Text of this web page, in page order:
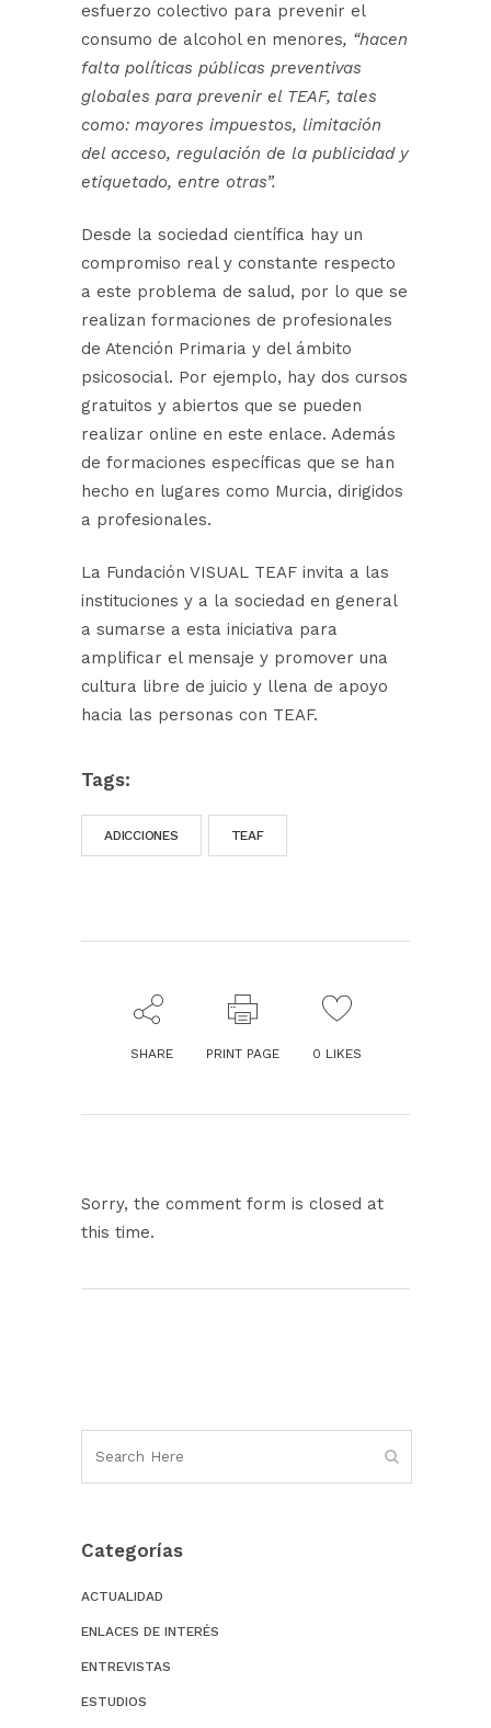
esfuerzo colectivo para prevenir el
consumo de alcohol en menores, “hacen
falta políticas públicas preventivas
globales para prevenir el TEAF, tales
como: mayores impuestos, limitación
del acceso, regulación de la publicidad y
etiquetado, entre otras”.
Desde la sociedad científica hay un
compromiso real y constante respecto
a este problema de salud, por lo que se
realizan formaciones de profesionales
de Atención Primaria y del ámbito
psicosocial. Por ejemplo, hay dos cursos
gratuitos y abiertos que se pueden
realizar online en este enlace. Además
de formaciones específicas que se han
hecho en lugares como Murcia, dirigidos
a profesionales.
La Fundación VISUAL TEAF invita a las
instituciones y a la sociedad en general
a sumarse a esta iniciativa para
amplificar el mensaje y promover una
cultura libre de juicio y llena de apoyo
hacia las personas con TEAF.
Tags:
ADICCIONES TEAF
SHARE PRINT PAGE 0 LIKES
Sorry, the comment form is closed at
this time.
Categorías
ACTUALIDAD
ENLACES DE INTERÉS
ENTREVISTAS
ESTUDIOS